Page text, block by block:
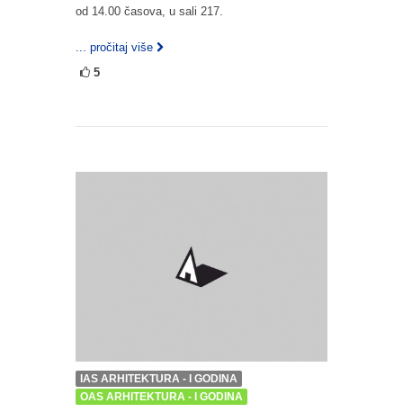
od 14.00 časova, u sali 217.
... pročitaj više
5
IAS ARHITEKTURA - I GODINA
OAS ARHITEKTURA - I GODINA